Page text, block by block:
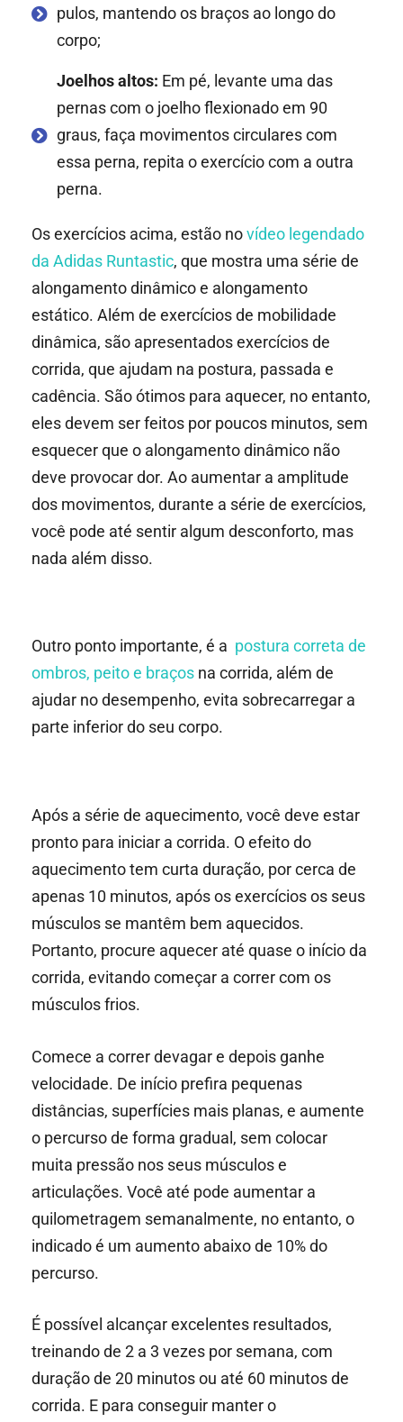
pulos, mantendo os braços ao longo do
corpo;
Joelhos altos: Em pé, levante uma das
pernas com o joelho flexionado em 90
graus, faça movimentos circulares com
essa perna, repita o exercício com a outra
perna.
Os exercícios acima, estão novídeo legendado
da Adidas Runtastic, que mostra uma série de
alongamento dinâmico e alongamento
estático. Além de exercícios de mobilidade
dinâmica, são apresentados exercícios de
corrida, que ajudam na postura, passada e
cadência. São ótimos para aquecer, no entanto,
eles devem ser feitos por poucos minutos, sem
esquecer que o alongamento dinâmico não
deve provocar dor. Ao aumentar a amplitude
dos movimentos, durante a série de exercícios,
você pode até sentir algum desconforto, mas
nada além disso.
Outro ponto importante, é a postura correta de
ombros, peito e braços na corrida, além de
ajudar no desempenho, evita sobrecarregar a
parte inferior do seu corpo.
Após a série de aquecimento, você deve estar
pronto para iniciar a corrida. O efeito do
aquecimento tem curta duração, por cerca de
apenas 10 minutos, após os exercícios os seus
músculos se mantêm bem aquecidos.
Portanto, procure aquecer até quase o início da
corrida, evitando começar a correr com os
músculos frios.
Comece a correr devagar e depois ganhe
velocidade. De início prefira pequenas
distâncias, superfícies mais planas, e aumente
o percurso de forma gradual, sem colocar
muita pressão nos seus músculos e
articulações. Você até pode aumentar a
quilometragem semanalmente, no entanto, o
indicado é um aumento abaixo de 10% do
percurso.
É possível alcançar excelentes resultados,
treinando de 2 a 3 vezes por semana, com
duração de 20 minutos ou até 60 minutos de
corrida. E para conseguir manter o